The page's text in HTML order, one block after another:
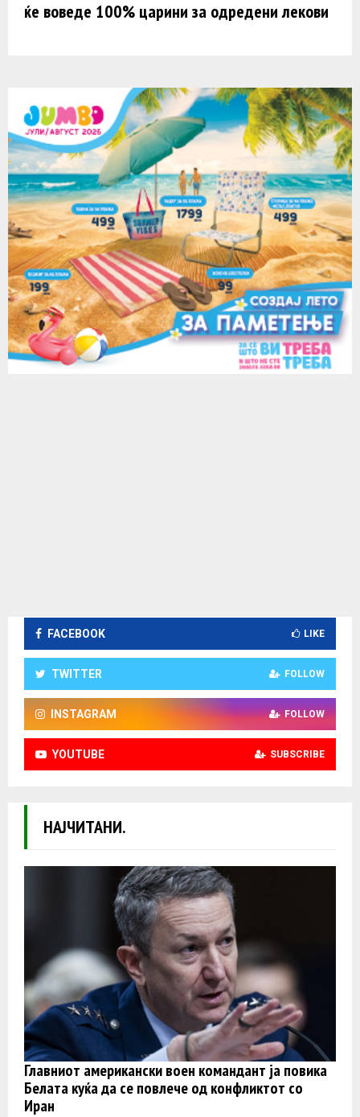
ќе воведе 100% царини за одредени лекови
FACEBOOK LIKE
TWITTER FOLLOW
INSTAGRAM FOLLOW
YOUTUBE SUBSCRIBE
НАЈЧИТАНИ.
Главниот американски воен командант ја повика
Белата куќа да се повлече од конфликтот со
Иран